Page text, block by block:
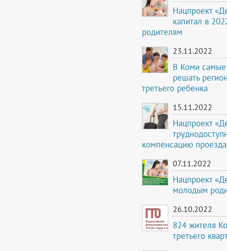
Нацпроект
капитал в
родителям
23.11.2022
В Коми
решать
третьего ребенка
15.11.2022
Нацпроект
компенсацию
07.11.2022
Нацпроект
молодым
26.10.2022
824 жителя
третьего